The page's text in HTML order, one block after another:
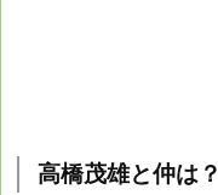
高橋茂雄と仲は？